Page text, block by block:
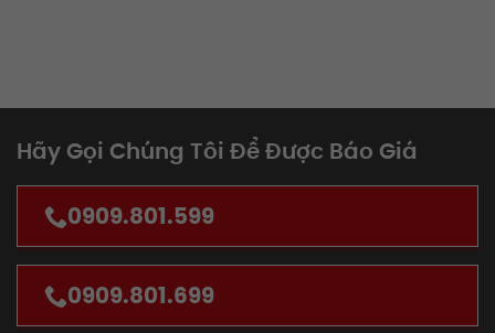
Hãy Gọi Chúng Tôi Để Được Báo Giá
0909.801.599
0909.801.699